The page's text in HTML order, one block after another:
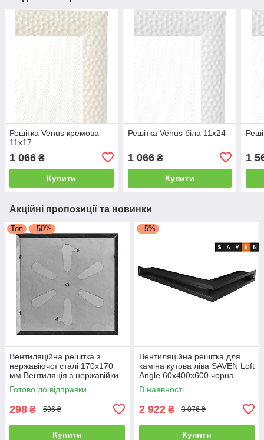
Решітка Venus кремова
11x17
1 066 ₴
Купити
Решітка Venus біла 11x24
1 066₴
Купити
1
Акційні пропозиції та новинки
Топ –50%
Вентиляційна решітка з
нержавіючої сталі 170x170
мм Вентиляція з нержавійки
для печі
Готово до відправки
298 ₴ 596 ₴
Купити
–5%
Вентиляційна решітка для
каміна кутова ліва SAVEN Loft
Angle 60х400х600 чорна
В наявності
2 922 ₴ 3 076 ₴
Купити